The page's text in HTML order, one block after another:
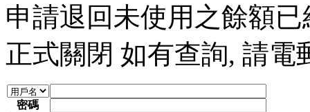
申請退回未使用之餘額
正式關閉 如有查詢, 請電
密碼